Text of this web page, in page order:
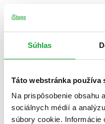
Súhlas
Táto webstránka používa
Na prispôsobenie obsahu
sociálnych médií a
súbory cookie. Informácie